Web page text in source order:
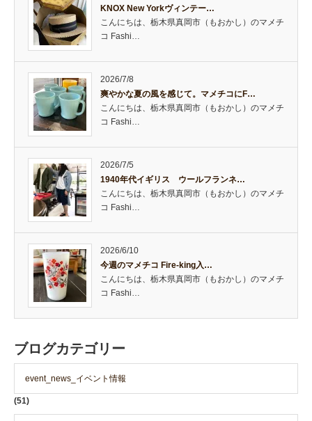
KNOX New Yorkヴィンテー…
こんにちは、栃木県真岡市（もおかし）のマメチ
コ Fashi…
2026/7/8
爽やかな夏の風を感じて。マメチコにF…
こんにちは、栃木県真岡市（もおかし）のマメチ
コ Fashi…
2026/7/5
1940年代イギリス ウールフランネ…
こんにちは、栃木県真岡市（もおかし）のマメチ
コ Fashi…
2026/6/10
今週のマメチコ Fire-king入…
こんにちは、栃木県真岡市（もおかし）のマメチ
コ Fashi…
ブログカテゴリー
event_news_イベント情報
(51)